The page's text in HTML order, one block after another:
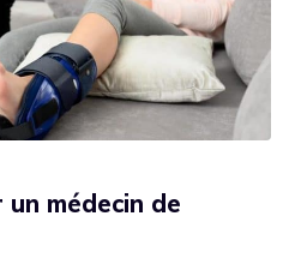
médecin de